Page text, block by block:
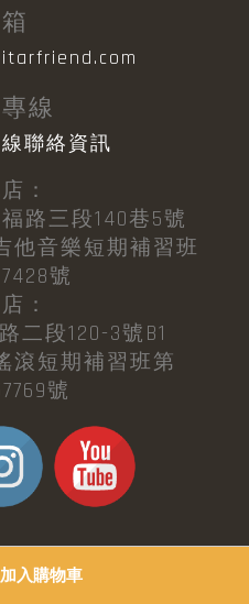
加入購物車
線
聯絡資訊
：
路三段140巷5號
他音樂短期補習班
號
：
二段120-3號B1
滾短期補習班第
號